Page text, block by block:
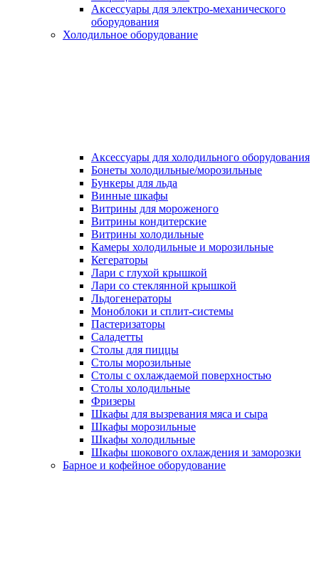
Аксессуары для электро-механического
оборудования
Холодильное оборудование
Аксессуары для холодильного оборудования
Бонеты холодильные/морозильные
Бункеры для льда
Винные шкафы
Витрины для мороженого
Витрины кондитерские
Витрины холодильные
Камеры холодильные и морозильные
Кегераторы
Лари с глухой крышкой
Лари со стеклянной крышкой
Льдогенераторы
Моноблоки и сплит-системы
Пастеризаторы
Саладетты
Столы для пиццы
Столы морозильные
Столы с охлаждаемой поверхностью
Столы холодильные
Фризеры
Шкафы для вызревания мяса и сыра
Шкафы морозильные
Шкафы холодильные
Шкафы шокового охлаждения и заморозки
Барное и кофейное оборудование